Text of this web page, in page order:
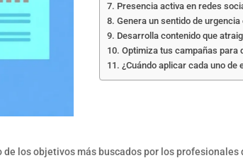
Presencia activa en redes
Genera un sentido de
Desarrolla contenido que
Optimiza tus campañas para
¿Cuándo aplicar cada uno de
los objetivos más buscados por los